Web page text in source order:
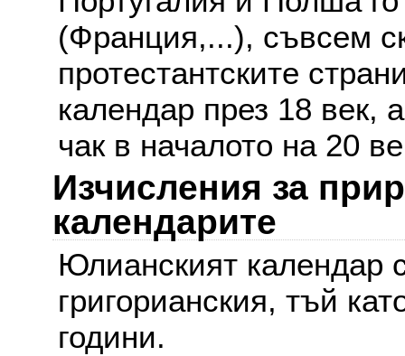
(Франция,...), съвсем
протестантските
календар през 18 век,
чак в началото на 20
Изчисления за
календарите
Юлианският календар
григорианския, тъй
години.